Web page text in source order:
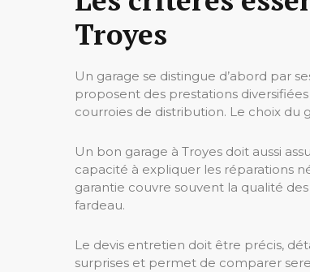
Troyes
Un garage se distingue d’abord par
proposent des prestations
courroies de distribution. Le choix du
Un bon garage à Troyes doit aussi
capacité à expliquer les réparations
garantie couvre souvent la qualité
fardeau.
Le devis entretien doit être précis,
surprises et permet de comparer